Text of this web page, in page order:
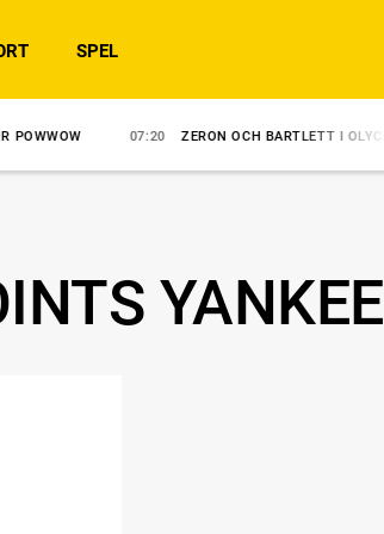
SPEL
07:20 ZERON OCH BARTLETT I OLYCKA
YANKEE